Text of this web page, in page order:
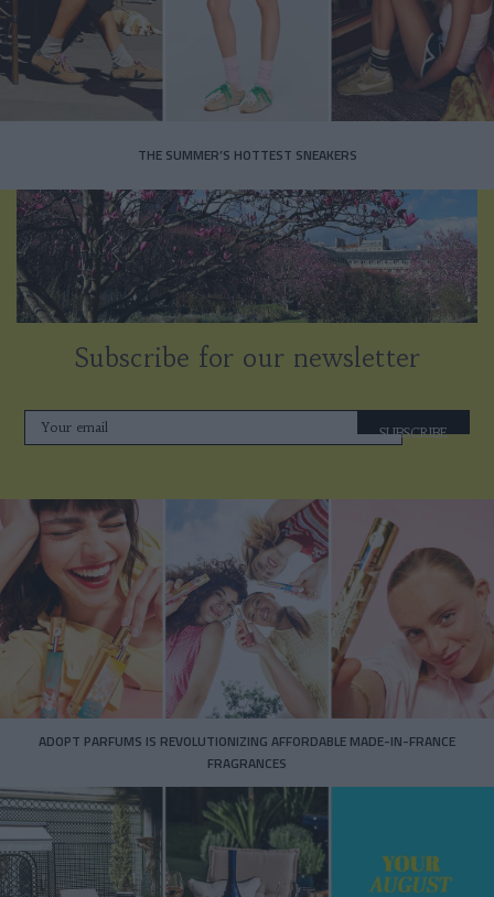
THE SUMMER’S HOTTEST SNEAKERS
Subscribe for our newsletter
SUBSCRIBE
ADOPT PARFUMS IS REVOLUTIONIZING AFFORDABLE MADE-IN-FRANCE
FRAGRANCES